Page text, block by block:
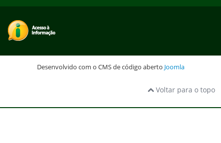
Desenvolvido com o CMS de código aberto Joomla
Voltar para o topo